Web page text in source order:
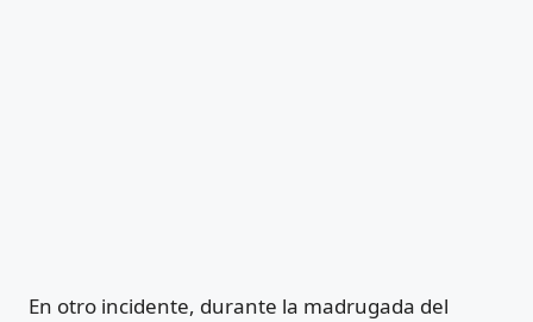
En otro incidente, durante la madrugada del